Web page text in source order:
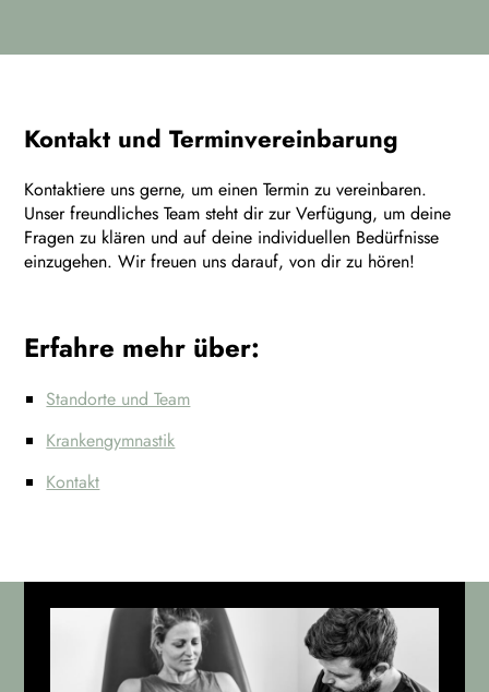
Kontakt und Terminvereinbarung
Kontaktiere uns gerne, um einen Termin zu vereinbaren.
Unser freundliches Team steht dir zur Verfügung, um deine
Fragen zu klären und auf deine individuellen Bedürfnisse
einzugehen. Wir freuen uns darauf, von dir zu hören!
Erfahre mehr über:
Standorte und Team
Krankengymnastik
Kontakt